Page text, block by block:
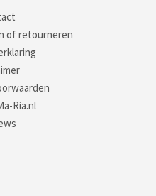
of retourneren
Ria.nl